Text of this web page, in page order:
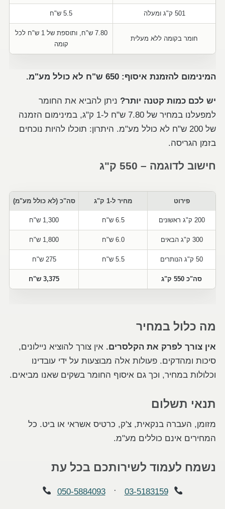
501 ק"ג ומעלה 5.5 ש"ח
חומר בקומה ללא מעלית
7.80 ש"ח, ותוספת של 1 ש"ח לכל
קומה
המינימום להזמנת איסוף: 650 ש"ח לא כולל מע"מ.
יש לכם כמות קטנה יותר? ניתן להביא את החומר
למפעלנו במחיר של 7.80 ש"ח ל-1 ק"ג, במינימום הזמנה
של 200 ש"ח לא כולל מע"מ. היתרון: תוכלו להיות נוכחים
בזמן הגריסה.
חישוב לדוגמה – 550 ק"ג
פירוט מחיר ל-1 ק"ג סה"כ (לא כולל מע"מ)
200 ק"ג ראשונים 6.5 ש"ח 1,300 ש"ח
300 ק"ג הבאים 6.0 ש"ח 1,800 ש"ח
50 ק"ג הנותרים 5.5 ש"ח 275 ש"ח
סה"כ 550 ק"ג 3,375 ש"ח
מה כלול במחיר
אין צורך לפרק את הקלסרים. אין צורך להוציא ניילונים,
סיכות ומהדקים. פעולות אלה מבוצעות על ידי עובדינו
וכלולות במחיר, וכך גם איסוף החומר בשקים שאנו מביאים.
תנאי תשלום
מזומן, העברה בנקאית, צ'ק, כרטיס אשראי או ביט. כל
המחירים אינם כוללים מע"מ.
נשמח לעמוד לשירותכם בכל עת
03-5183159
·
050-5884093